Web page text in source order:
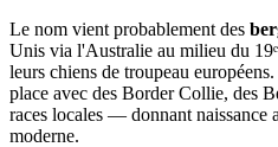
Le nom vient probablement des
Unis via l'Australie au milieu du
leurs chiens de troupeau
place avec des Border Collie, des
races locales — donnant naissance
moderne.